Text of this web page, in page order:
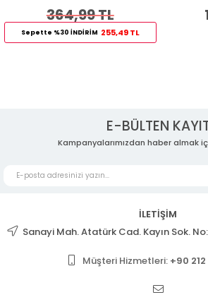
364,99 TL
Sepette %30 İNDİRİM 255,49 TL
E-BÜLTEN
Kampanyalarımızdan haber almak
İLETİŞİM
Sanayi Mah. Atatürk Cad. Kayın Sok.
Müşteri Hizmetleri: +90